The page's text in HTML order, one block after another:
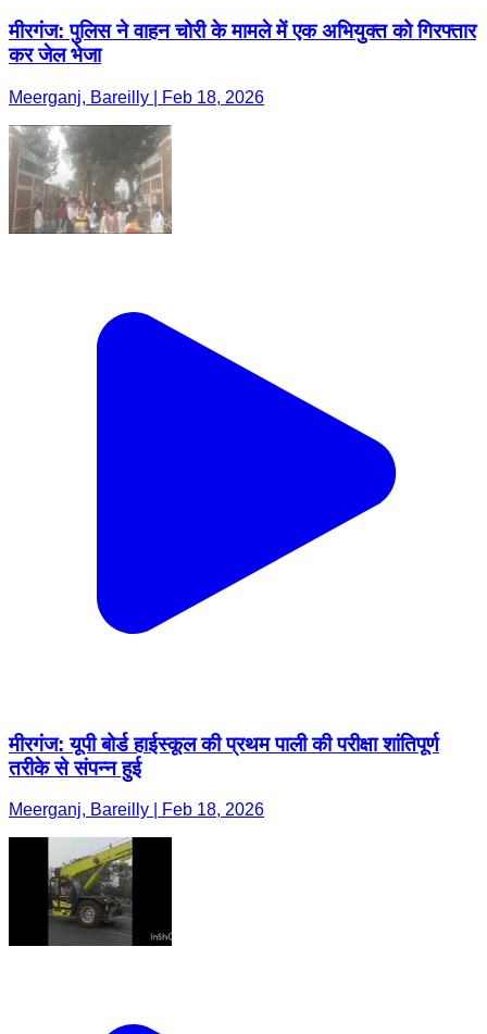
मीरगंज: पुलिस ने वाहन चोरी के मामले में एक अभियुक्त को गिरफ्तार
कर जेल भेजा
Meerganj, Bareilly | Feb 18, 2026
मीरगंज: यूपी बोर्ड हाईस्कूल की प्रथम पाली की परीक्षा शांतिपूर्ण
तरीके से संपन्न हुई
Meerganj, Bareilly | Feb 18, 2026